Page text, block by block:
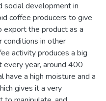
social development in
coffee producers to give
export the product as a
con­ditions in other
activity produces a big
year, around 400
a high moisture and a
gives it a very